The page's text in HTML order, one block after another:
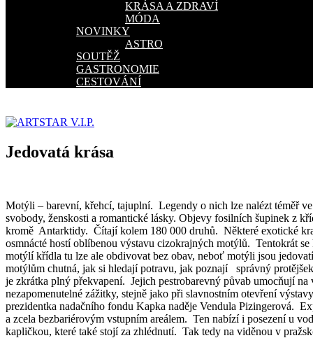
KRÁSA A ZDRAVÍ
MÓDA
NOVINKY
ASTRO
SOUTĚŽ
GASTRONOMIE
CESTOVÁNÍ
Jedovatá krása
Motýli – barevní, křehcí, tajuplní. Legendy o nich lze nalézt téměř
svobody, ženskosti a romantické lásky. Objevy fosilních šupinek z
kromě Antarktidy. Čítají kolem 180 000 druhů. Některé exotické
osmnácté hostí oblíbenou výstavu cizokrajných motýlů. Tentokrát
motýlí křídla tu lze ale obdivovat bez obav, neboť motýli jsou
motýlům chutná, jak si hledají potravu, jak poznají správný
je zkrátka plný překvapení. Jejich pestrobarevný půvab umocňují
nezapomenutelné zážitky, stejně jako při slavnostním otevření
prezidentka nadačního fondu Kapka naděje Vendula Pizingerová.
a zcela bezbariérovým vstupním areálem. Ten nabízí i posezení u
kapličkou, které také stojí za zhlédnutí. Tak tedy na viděnou v